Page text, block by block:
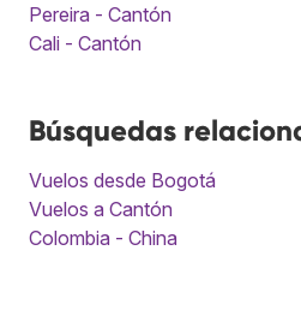
Pereira - Cantón
Cali - Cantón
Búsquedas
Vuelos desde Bogotá
Vuelos a Cantón
Colombia - China